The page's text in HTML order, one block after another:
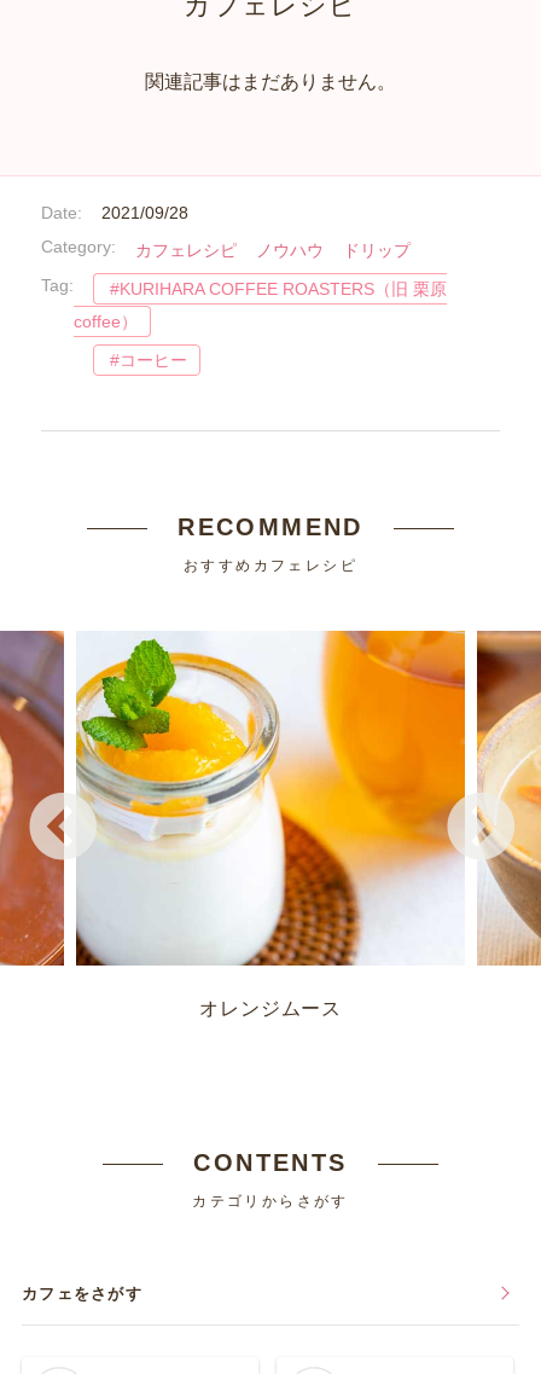
関連記事はまだありません。
Date:
2021/09/28
Category:
カフェレシピ ノウハウ
ドリップ
Tag:
KURIHARA COFFEE ROASTERS（旧 栗原
coffee）
コーヒー
RECOMMEND
おすすめカフェレシピ
オレンジムース
CONTENTS
カテゴリからさがす
カフェをさがす